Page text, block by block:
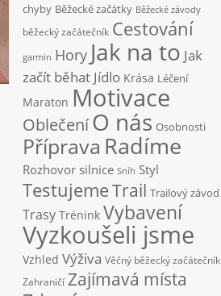
chyby Běžecké začátky Běžecké závody
běžecký začátečník Cestování
garmin Hory Jak na to Jak
začít běhat Jídlo Krása Léčení
Maraton Motivace
OblečeníO nás Osobnosti
Příprava Radíme
Rozhovor silnice Sníh Styl
TestujemeTrail Trailový závod
Trasy Trénink Vybavení
Vyzkoušeli jsme
Vzhled Výživa Věčný běžecký začátečník
Zahraničí Zajímavá místa